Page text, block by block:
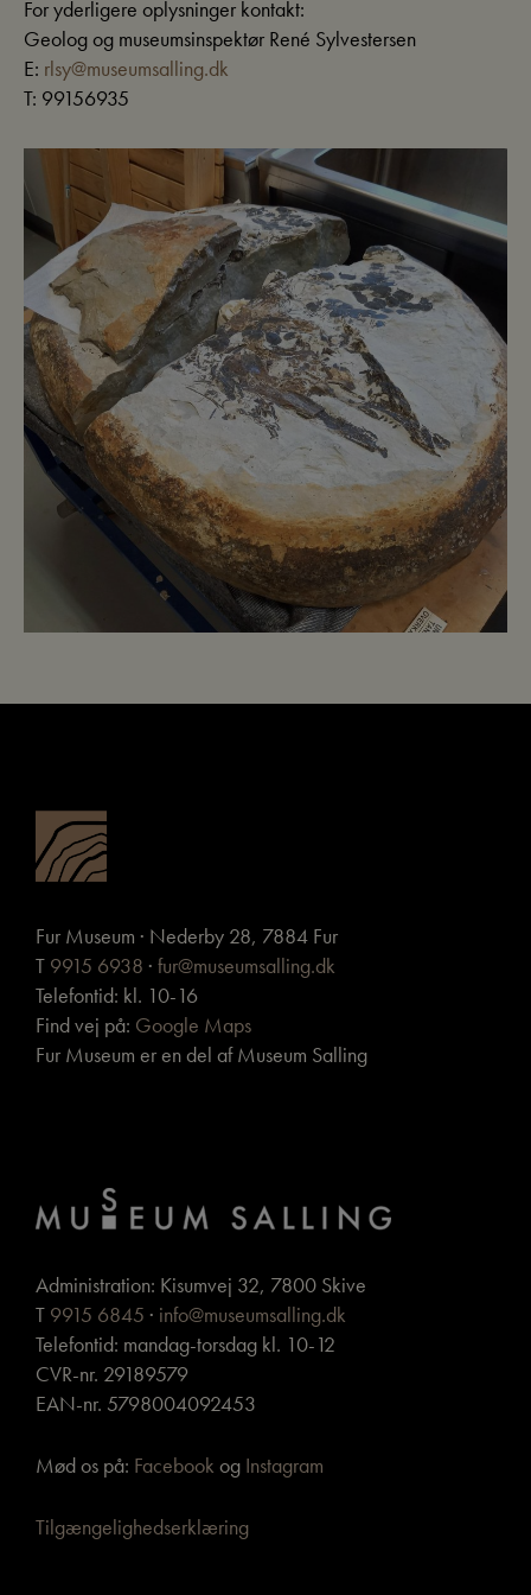
For yderligere oplysninger kontakt:
Geolog og museumsinspektør René Sylvestersen
E: rlsy@museumsalling.dk
T: 99156935
Fur Museum · Nederby 28, 7884 Fur
T 9915 6938 · fur@museumsalling.dk
Telefontid: kl. 10-16
Find vej på: Google Maps
Fur Museum er en del af Museum Salling
Administration: Kisumvej 32, 7800 Skive
T 9915 6845 · info@museumsalling.dk
Telefontid: mandag-torsdag kl. 10-12
CVR-nr. 29189579
EAN-nr. 5798004092453
Mød os på: Facebook og Instagram
Tilgængelighedserklæring